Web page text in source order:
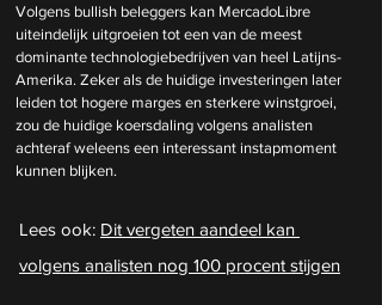
Volgens bullish beleggers kan MercadoLibre
uiteindelijk uitgroeien tot een van de meest
dominante technologiebedrijven van heel Latijns-
Amerika. Zeker als de huidige investeringen later
leiden tot hogere marges en sterkere winstgroei,
zou de huidige koersdaling volgens analisten
achteraf weleens een interessant instapmoment
kunnen blijken.
Lees ook: Dit vergeten aandeel kan
volgens analisten nog 100 procent stijgen